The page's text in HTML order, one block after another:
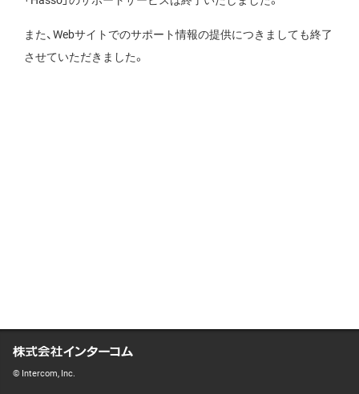
また、Webサイトでのサポート情報の提供につきましても終了
させていただきました。
© Intercom, Inc.